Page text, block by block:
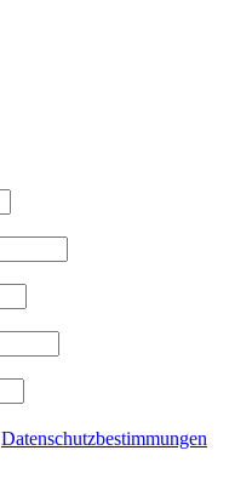
Datenschutzbestimmungen